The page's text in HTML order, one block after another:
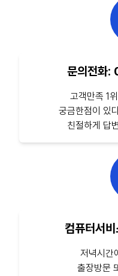
문의전
고객만족 1
궁금한점이 있
친절하게 답
컴퓨터서
저녁시간
출장방문